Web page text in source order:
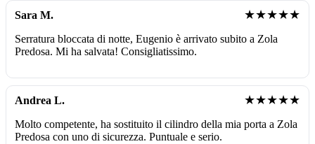
Sara M. ★★★★★
Serratura bloccata di notte, Eugenio è arrivato subito a Zola
Predosa. Mi ha salvata! Consigliatissimo.
Andrea L. ★★★★★
Molto competente, ha sostituito il cilindro della mia porta a Zola
Predosa con uno di sicurezza. Puntuale e serio.